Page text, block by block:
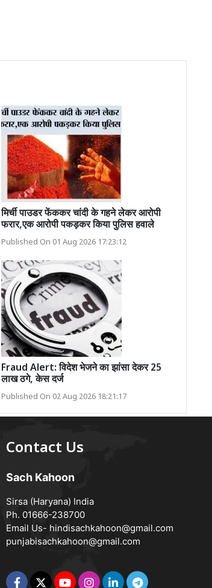
मिर्ची पाउडर फेंककर चांदी के गहने लेकर आरोपी
फरार,एक आरोपी पकड़कर किया पुलिस हवाले
Published On 01 Aug 2026 17:23:12
Fraud Alert: विदेश भेजने का झांसा देकर 25
लाख ठगे, केस दर्ज
Published On 02 Aug 2026 18:21:17
Contact Us
Sach Kahoon
Sirsa (Haryana) India
Ph. 01666-238700
Email Us- hindisachkahoon@gmail.com
punjabisachkahoon@gmail.com